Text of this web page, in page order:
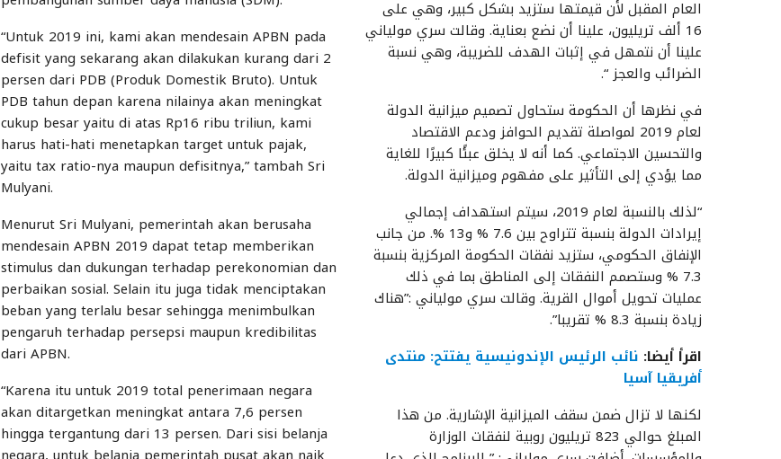
العام المقبل لأن قيمتها ستزيد بشكل كبير، وهي على
16 ألف تريليون، علينا أن نضع بعناية. وقالت سري مولياني
علينا أن نتمهل في إثبات الهدف للضريبة، وهي نسبة
الضرائب والعجز “.
في نظرها أن الحكومة ستحاول تصميم ميزانية الدولة
لعام 2019 لمواصلة تقديم الحوافز ودعم الاقتصاد
والتحسين الاجتماعي. كما أنه لا يخلق عبئًا كبيرًا للغاية
مما يؤدي إلى التأثير على مفهوم وميزانية الدولة.
“لذلك بالنسبة لعام 2019، سيتم استهداف إجمالي
إيرادات الدولة بنسبة تتراوح بين 7.6 % و13 %. من جانب
الإنفاق الحكومي، ستزيد نفقات الحكومة المركزية بنسبة
7.3 % وستصمم النفقات إلى المناطق بما في ذلك
عمليات تحويل أموال القرية. وقالت سري مولياني :”هناك
زيادة بنسبة 8.3 % تقريبا”.
اقرأ أيضا: نائب الرئيس الإندونيسية يفتتح: منتدى
أفريقيا آسيا
لكنها لا تزال ضمن سقف الميزانية الإشارية. من هذا
المبلغ حوالي 823 تريليون روبية لنفقات الوزارة
“Untuk 2019 ini, kami akan mendesain APBN pada
defisit yang sekarang akan dilakukan kurang dari 2
persen dari PDB (Produk Domestik Bruto). Untuk
PDB tahun depan karena nilainya akan meningkat
cukup besar yaitu di atas Rp16 ribu triliun, kami
harus hati-hati menetapkan target untuk pajak,
yaitu tax ratio-nya maupun defisitnya,” tambah Sri
Mulyani.
Menurut Sri Mulyani, pemerintah akan berusaha
mendesain APBN 2019 dapat tetap memberikan
stimulus dan dukungan terhadap perekonomian dan
perbaikan sosial. Selain itu juga tidak menciptakan
beban yang terlalu besar sehingga menimbulkan
pengaruh terhadap persepsi maupun kredibilitas
dari APBN.
“Karena itu untuk 2019 total penerimaan negara
akan ditargetkan meningkat antara 7,6 persen
hingga tergantung dari 13 persen. Dari sisi belanja